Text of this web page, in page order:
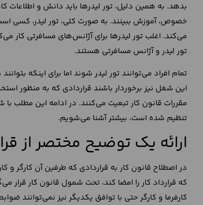
بدهد. به همین دلیل، تور لیدرها باید دانش و اطلاعات
خصوص، آموزش ببینند. به صورت کلی، تور لیدر، کسی
می‌کند. اغلب تور لیدرها برای آژانس‌های مسافرتی کار
تور لیدر و آژانس مسافرتی هستند.
تمام افراد می‌توانند تور لیدر شوند اما برای اینکه
این شغل نیز برخوردار باشند قراردادی که به منظور
مقررات قانون کار تبعیت می‌کنند. در ادامه این مطلب
تنظیم شده است، بیشتر آشنا می‌شویم.
ارائه یک توضیح مختصر از
در اصطلاح قانون کار به قراردادی که طرفین آن کارگر و
که قرارداد کار را امضا کند، تحت شمول قانون کار قرار
کارفرما و کارگر حتی با توافق یکدیگر نیز نمی‌توانند